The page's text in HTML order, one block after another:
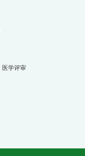
医学评审